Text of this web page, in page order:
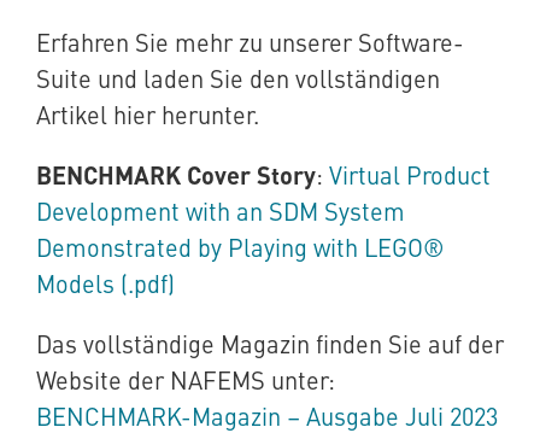
Erfahren Sie mehr zu unserer Software-
Suite und laden Sie den vollständigen
Artikel hier herunter.
BENCHMARK Cover Story: Virtual Product
Development with an SDM System
Demonstrated by Playing with LEGO®
Models (.pdf)
Das vollständige Magazin finden Sie auf der
Website der NAFEMS unter:
BENCHMARK-Magazin – Ausgabe Juli 2023